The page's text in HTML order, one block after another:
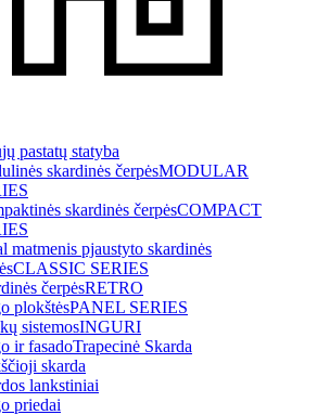
pastatų statyba
skardinės čerpėsMODULAR
skardinės čerpėsCOMPACT
matmenis pjaustyto skardinės
CLASSIC SERIES
čerpėsRETRO
plokštėsPANEL SERIES
sistemosINGURI
ir fasadoTrapecinė Skarda
skarda
lankstiniai
priedai